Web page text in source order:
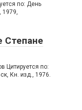
по: День
1979,
Степане
Цитируется по:
Кн. изд., 1976.